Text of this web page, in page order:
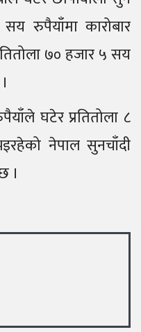
रुपैयाँमा कारोबार
७० हजार ५ सय
घटेर प्रतितोला ८
नेपाल सुनचाँदी
।